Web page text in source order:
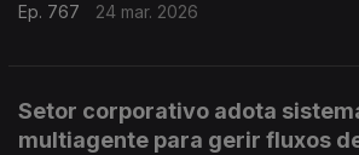
Ep. 767 24 mar. 2026
Setor corporativo adota
multiagente para gerir fluxos